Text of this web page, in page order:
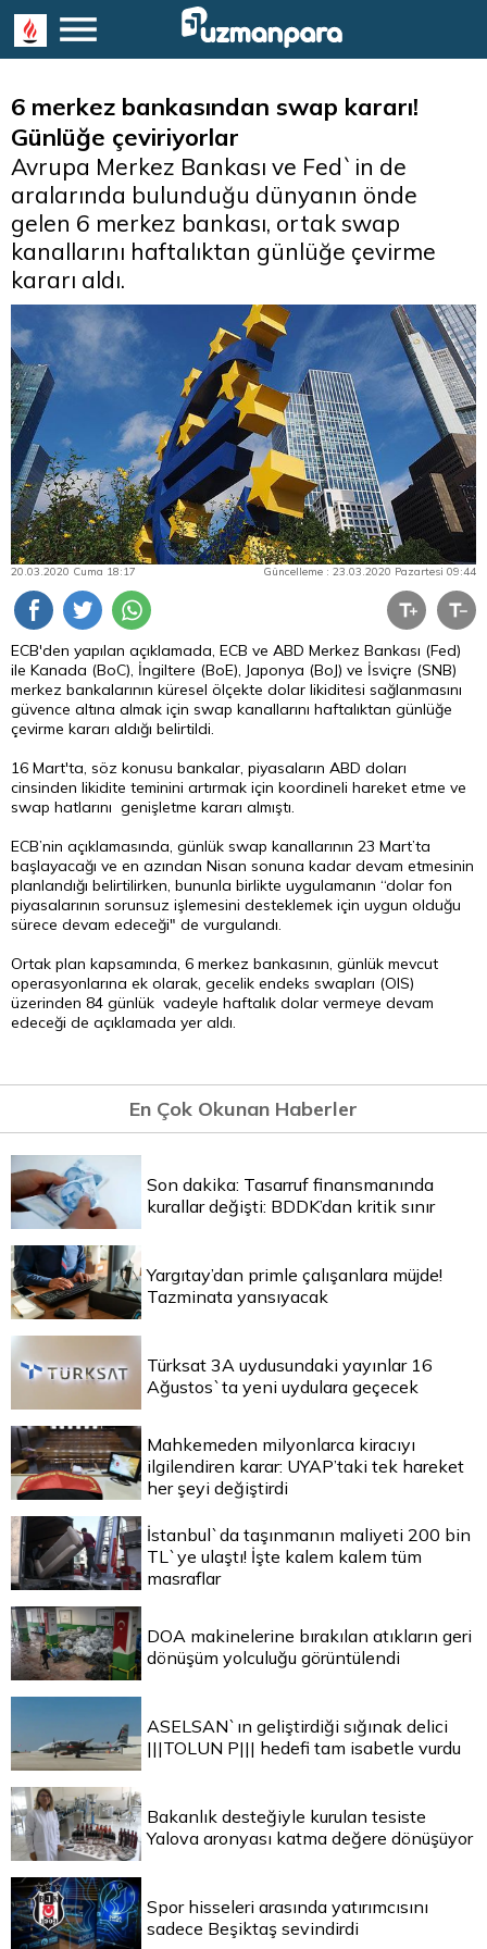
6 merkez bankasından swap kararı!
Günlüğe çeviriyorlar
Avrupa Merkez Bankası ve Fed`in de
aralarında bulunduğu dünyanın önde
gelen 6 merkez bankası, ortak swap
kanallarını haftalıktan günlüğe çevirme
kararı aldı.
20.03.2020 Cuma 18:17 Güncelleme : 23.03.2020 Pazartesi 09:44
ECB'den yapılan açıklamada, ECB ve ABD Merkez Bankası (Fed)
ile Kanada (BoC), İngiltere (BoE), Japonya (BoJ) ve İsviçre (SNB)
merkez bankalarının küresel ölçekte dolar likiditesi sağlanmasını
güvence altına almak için swap kanallarını haftalıktan günlüğe
çevirme kararı aldığı belirtildi.
16 Mart'ta, söz konusu bankalar, piyasaların ABD doları
cinsinden likidite teminini artırmak için koordineli hareket etme ve
swap hatlarını genişletme kararı almıştı.
ECB’nin açıklamasında, günlük swap kanallarının 23 Mart’ta
başlayacağı ve en azından Nisan sonuna kadar devam etmesinin
planlandığı belirtilirken, bununla birlikte uygulamanın “dolar fon
piyasalarının sorunsuz işlemesini desteklemek için uygun olduğu
sürece devam edeceği" de vurgulandı.
Ortak plan kapsamında, 6 merkez bankasının, günlük mevcut
operasyonlarına ek olarak, gecelik endeks swapları (OIS)
üzerinden 84 günlük vadeyle haftalık dolar vermeye devam
edeceği de açıklamada yer aldı.
En Çok Okunan Haberler
Son dakika: Tasarruf finansmanında
kurallar değişti: BDDK’dan kritik sınır
Yargıtay’dan primle çalışanlara müjde!
Tazminata yansıyacak
Türksat 3A uydusundaki yayınlar 16
Ağustos`ta yeni uydulara geçecek
Mahkemeden milyonlarca kiracıyı
ilgilendiren karar: UYAP’taki tek hareket
her şeyi değiştirdi
İstanbul`da taşınmanın maliyeti 200 bin
TL`ye ulaştı! İşte kalem kalem tüm
masraflar
DOA makinelerine bırakılan atıkların geri
dönüşüm yolculuğu görüntülendi
ASELSAN`ın geliştirdiği sığınak delici
|||TOLUN P||| hedefi tam isabetle vurdu
Bakanlık desteğiyle kurulan tesiste
Yalova aronyası katma değere dönüşüyor
Spor hisseleri arasında yatırımcısını
sadece Beşiktaş sevindirdi